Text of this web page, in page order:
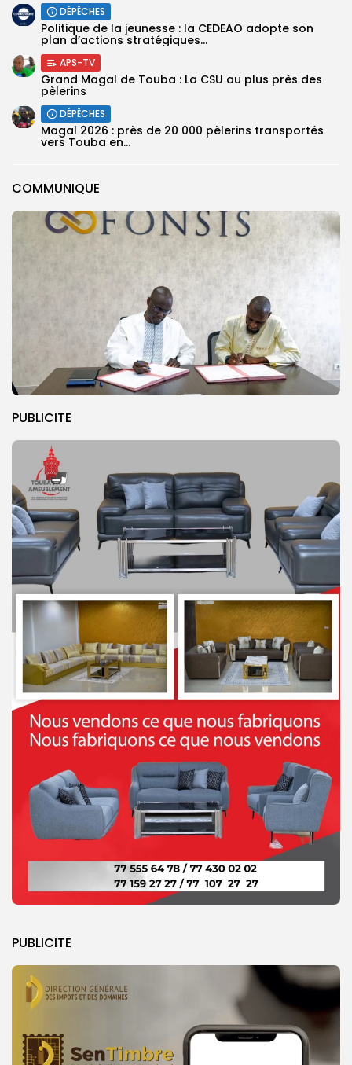
COMMUNIQUE
PUBLICITE
PUBLICITE
DÉPÊCHES
Politique de la jeunesse : la CEDEAO adopte son
plan d’actions stratégiques...
APS-TV
Grand Magal de Touba : La CSU au plus près des
pèlerins
DÉPÊCHES
Magal 2026 : près de 20 000 pèlerins transportés
vers Touba en...